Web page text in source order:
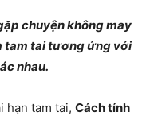
chuyện không may
tam tai tương ứng với
nhau.
hạn tam tai, Cách tính